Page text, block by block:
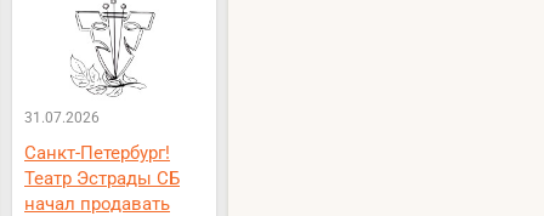
31.07.2026
Санкт-Петербург!
Театр Эстрады СБ
начал продавать